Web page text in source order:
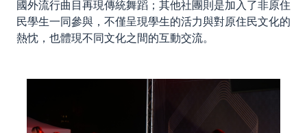
國外流行曲目再現傳統舞蹈；其他社團則是加入了非原住
民學生一同參與，不僅呈現學生的活力與對原住民文化的
熱忱，也體現不同文化之間的互動交流。